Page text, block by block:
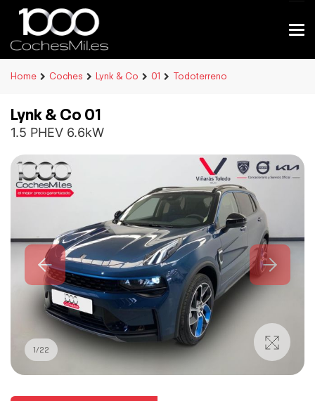
Home Coches Lynk & Co 01 Todoterreno
Lynk & Co 01
1.5 PHEV 6.6kW
1/22